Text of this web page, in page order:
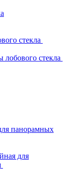
стекла
стекла
панорамных
для